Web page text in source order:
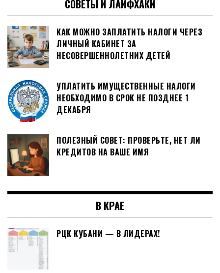
СОВЕТЫ И ЛАЙФХАКИ
КАК МОЖНО ЗАПЛАТИТЬ НАЛОГИ ЧЕРЕЗ
ЛИЧНЫЙ КАБИНЕТ ЗА
НЕСОВЕРШЕННОЛЕТНИХ ДЕТЕЙ
УПЛАТИТЬ ИМУЩЕСТВЕННЫЕ НАЛОГИ
НЕОБХОДИМО В СРОК НЕ ПОЗДНЕЕ 1
ДЕКАБРЯ
ПОЛЕЗНЫЙ СОВЕТ: ПРОВЕРЬТЕ, НЕТ ЛИ
КРЕДИТОВ НА ВАШЕ ИМЯ
В КРАЕ
РЦК КУБАНИ — В ЛИДЕРАХ!